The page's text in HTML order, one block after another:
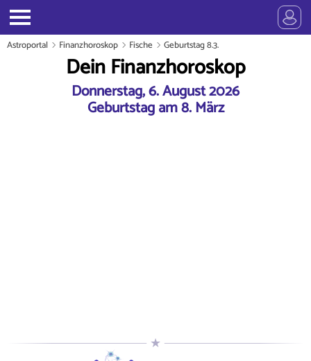
Astroportal Finanzhoroskop Fische Geburtstag 8.3.
Dein Finanzhoroskop
Donnerstag, 6. August 2026
Geburtstag am 8. März